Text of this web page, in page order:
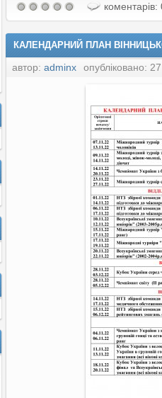
коментарів:
КАЛЕНДАРНИЙ ПЛАН
автор: adminx опубліковано: